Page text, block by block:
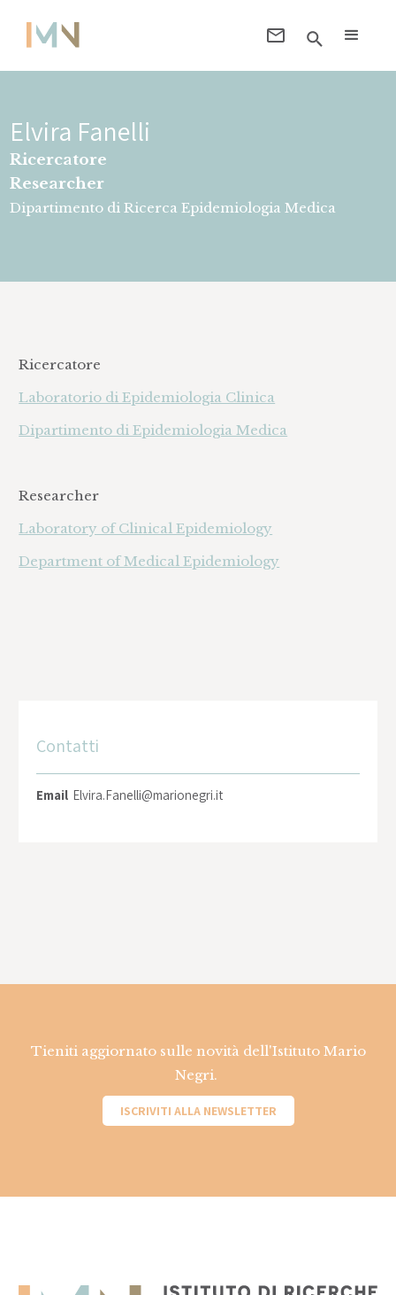
Elvira Fanelli
Ricercatore
Researcher
Dipartimento di Ricerca Epidemiologia Medica
Ricercatore
Laboratorio di Epidemiologia Clinica
Dipartimento di Epidemiologia Medica
Researcher
Laboratory of Clinical Epidemiology
Department of Medical Epidemiology
Contatti
Email Elvira.Fanelli@marionegri.it
Tieniti aggiornato sulle novità dell'Istituto Mario
Negri.
ISCRIVITI ALLA NEWSLETTER